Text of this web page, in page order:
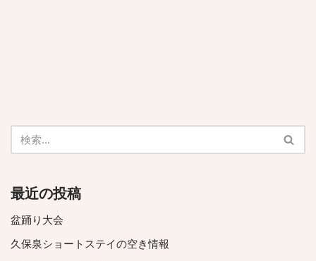
最近の投稿
盆踊り大会
久保泉ショートステイの空き情報